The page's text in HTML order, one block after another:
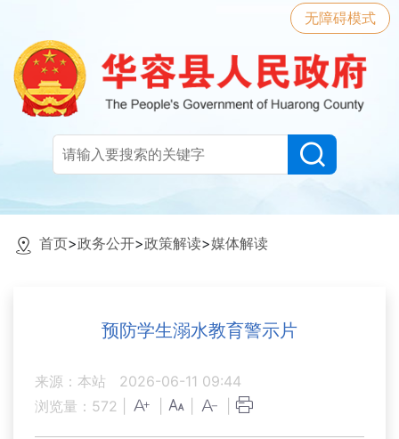
无障碍模式
首页>政务公开>政策解读>媒体解读
预防学生溺水教育警示片
来源：本站
2026-06-11 09:44
浏览量： 572